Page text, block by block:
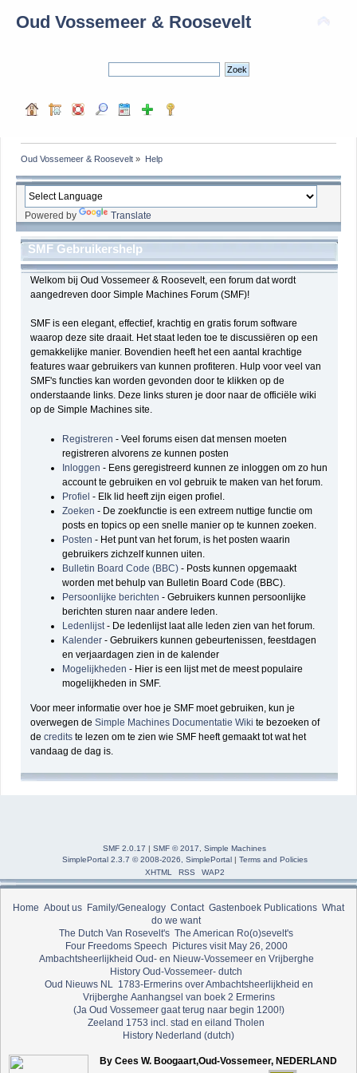
Oud Vossemeer & Roosevelt
Oud Vossemeer & Roosevelt » Help
Powered by Translate
SMF Gebruikershelp
Welkom bij Oud Vossemeer & Roosevelt, een forum dat wordt
aangedreven door Simple Machines Forum (SMF)!
SMF is een elegant, effectief, krachtig en gratis forum software
waarop deze site draait. Het staat leden toe te discussiëren op een
gemakkelijke manier. Bovendien heeft het een aantal krachtige
features waar gebruikers van kunnen profiteren. Hulp voor veel van
SMF's functies kan worden gevonden door te klikken op de
onderstaande links. Deze links sturen je door naar de officiële wiki
op de Simple Machines site.
Registreren - Veel forums eisen dat mensen moeten
registreren alvorens ze kunnen posten
Inloggen - Eens geregistreerd kunnen ze inloggen om zo hun
account te gebruiken en vol gebruik te maken van het forum.
Profiel - Elk lid heeft zijn eigen profiel.
Zoeken - De zoekfunctie is een extreem nuttige functie om
posts en topics op een snelle manier op te kunnen zoeken.
Posten - Het punt van het forum, is het posten waarin
gebruikers zichzelf kunnen uiten.
Bulletin Board Code (BBC) - Posts kunnen opgemaakt
worden met behulp van Bulletin Board Code (BBC).
Persoonlijke berichten - Gebruikers kunnen persoonlijke
berichten sturen naar andere leden.
Ledenlijst- De ledenlijst laat alle leden zien van het forum.
Kalender - Gebruikers kunnen gebeurtenissen, feestdagen
en verjaardagen zien in de kalender
Mogelijkheden - Hier is een lijst met de meest populaire
mogelijkheden in SMF.
Voor meer informatie over hoe je SMF moet gebruiken, kun je
overwegen deSimple Machines Documentatie Wiki te bezoeken of
decredits te lezen om te zien wie SMF heeft gemaakt tot wat het
vandaag de dag is.
SMF 2.0.17 | SMF © 2017
Simple Machines
SimplePortal 2.3.7 © 2008-2026, SimplePortal| Terms and Policies
XHTML
RSS WAP2
Home About us Family/Genealogy Contact Gastenboek Publications What
do we want
The Dutch Van Rosevelt's The American Ro(o)sevelt's
Four Freedoms Speech Pictures visit May 26, 2000
Ambachtsheerlijkheid Oud- en Nieuw-Vossemeer en Vrijberghe
History Oud-Vossemeer- dutch
Oud Nieuws NL
1783-Ermerins over Ambachtsheerlijkheid en
Vrijberghe Aanhangsel van boek 2 Ermerins
(Ja Oud Vossemeer gaat terug naar begin 1200!)
Zeeland 1753 incl. stad en eiland Tholen
History Nederland (dutch)
By Cees W. Boogaart,Oud-Vossemeer, NEDERLAND